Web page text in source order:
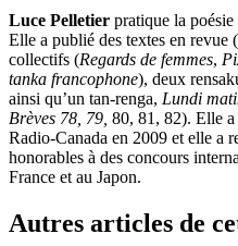
Luce Pelletier pratique la
Elle a publié des textes en revue (
collectifs (Regards de femmes,
tanka francophone), deux
ainsi qu’un tan-renga, Lundi
Brèves 78, 79, 80, 81, 82). Elle
Radio-Canada en 2009 et elle a
honorables à des concours
France et au Japon.
Autres articles de